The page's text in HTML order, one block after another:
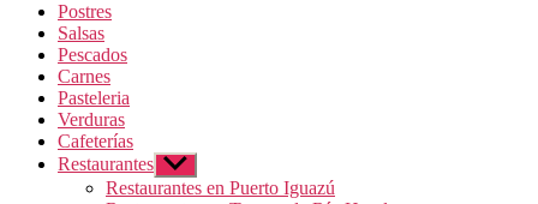
Postres
Salsas
Pescados
Carnes
Pasteleria
Verduras
Cafeterías
Restaurantes Mostrar
el
submenú
Restaurantes en Puerto Iguazú